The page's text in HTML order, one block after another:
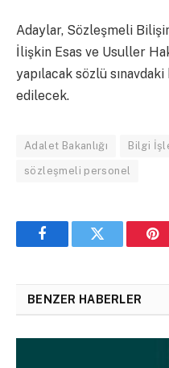
Adaylar, Sözleşmeli
İlişkin Esas ve Usuller
yapılacak sözlü
edilecek.
Adalet Bakanlığı Bilgi
sözleşmeli personel
FacebookTwitter
BENZER HABERLER